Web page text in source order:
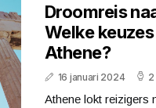
Droomreis
Welke
Athene?
16 januari 2024
Athene lokt reizigers